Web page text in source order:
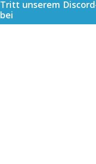
Tritt unserem
bei